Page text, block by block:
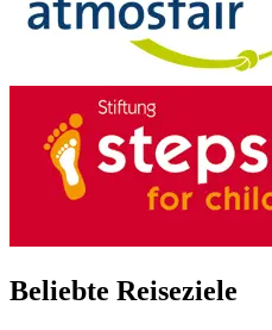
Beliebte Reiseziele